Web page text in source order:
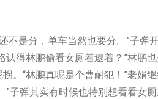
分，单车当然也要分。”子弹开
鹏偷看女厕着逮着？”林鹏也
。“林鹏真呢是个曹耐犯！”老娟继
其实有时候也特别想看看女厕